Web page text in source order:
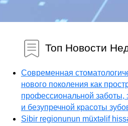
Топ Новости
Современная
нового поколения как
профессиональной заботы,
и безупречной красоты
Sibir regionunun müxtəlif